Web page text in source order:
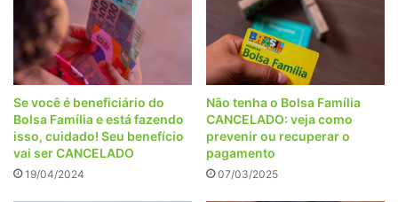
Se você é beneficiário do
Bolsa Família e está fazendo
isso, cuidado! Seu benefício
vai ser CANCELADO
19/04/2024
Não tenha o Bolsa Família
CANCELADO: veja como
prevenir ou recuperar o
pagamento
07/03/2025